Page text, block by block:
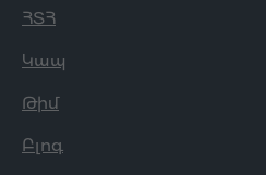
ՀՏՀ
Կապ
Թիմ
Բլոգ